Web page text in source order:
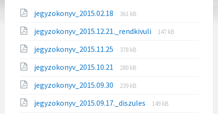
jegyzokonyv_2015.02.18
File
pdf
File
361 kB
jegyzokonyv_2015.12.21._rendkivuli
File
File
147 kB
jegyzokonyv_2015.11.25
File
pdf
File
378 kB
jegyzokonyv_2015.10.21
File
pdf
File
280 kB
jegyzokonyv_2015.09.30
File
pdf
File
239 kB
jegyzokonyv_2015.09.17._diszules
File
File
149 kB